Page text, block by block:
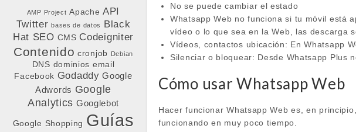
AMP Project Apache API
Twitter bases de datos
Black
Hat SEO CMS Codeigniter
Contenido cronjob Debian
DNS dominios email
Facebook Godaddy Google
Adwords Google
Analytics Googlebot
Google Shopping Guías
No se puede cambiar el estado
Whatsapp Web no funciona si tu móvil está
vídeo o lo que sea en la Web, las descarga
Vídeos, contactos ubicación: En Whatsapp
Silenciar o bloquear: Desde Whatsapp Plus
Cómo usar Whatsapp Web
Hacer funcionar Whatsapp Web es, en
funcionando en muy poco tiempo.